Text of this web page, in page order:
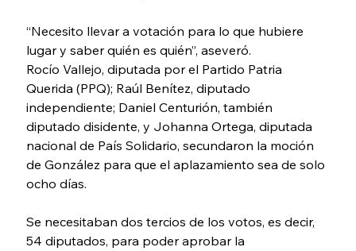
“Necesito llevar a votación para lo que hubiere
lugar y saber quién es quién”, aseveró.
Rocío Vallejo, diputada por el Partido Patria
Querida (PPQ); Raúl Benítez, diputado
independiente; Daniel Centurión, también
diputado disidente, y Johanna Ortega, diputada
nacional de País Solidario, secundaron la moción
de González para que el aplazamiento sea de solo
ocho días.
Se necesitaban dos tercios de los votos, es decir,
54 diputados, para poder aprobar la